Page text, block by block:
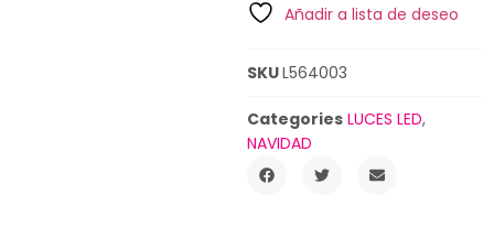
Añadir a lista de deseo
SKUL564003
Categories LUCES LED,
NAVIDAD